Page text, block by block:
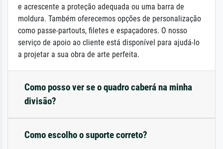
e acrescente a proteção adequada ou uma barra de
moldura. Também oferecemos opções de personalização
como passe-partouts, filetes e espaçadores. O nosso
serviço de apoio ao cliente está disponível para ajudá-lo
a projetar a sua obra de arte perfeita.
Como posso ver se o quadro caberá na minha
divisão?
Como escolho o suporte correto?